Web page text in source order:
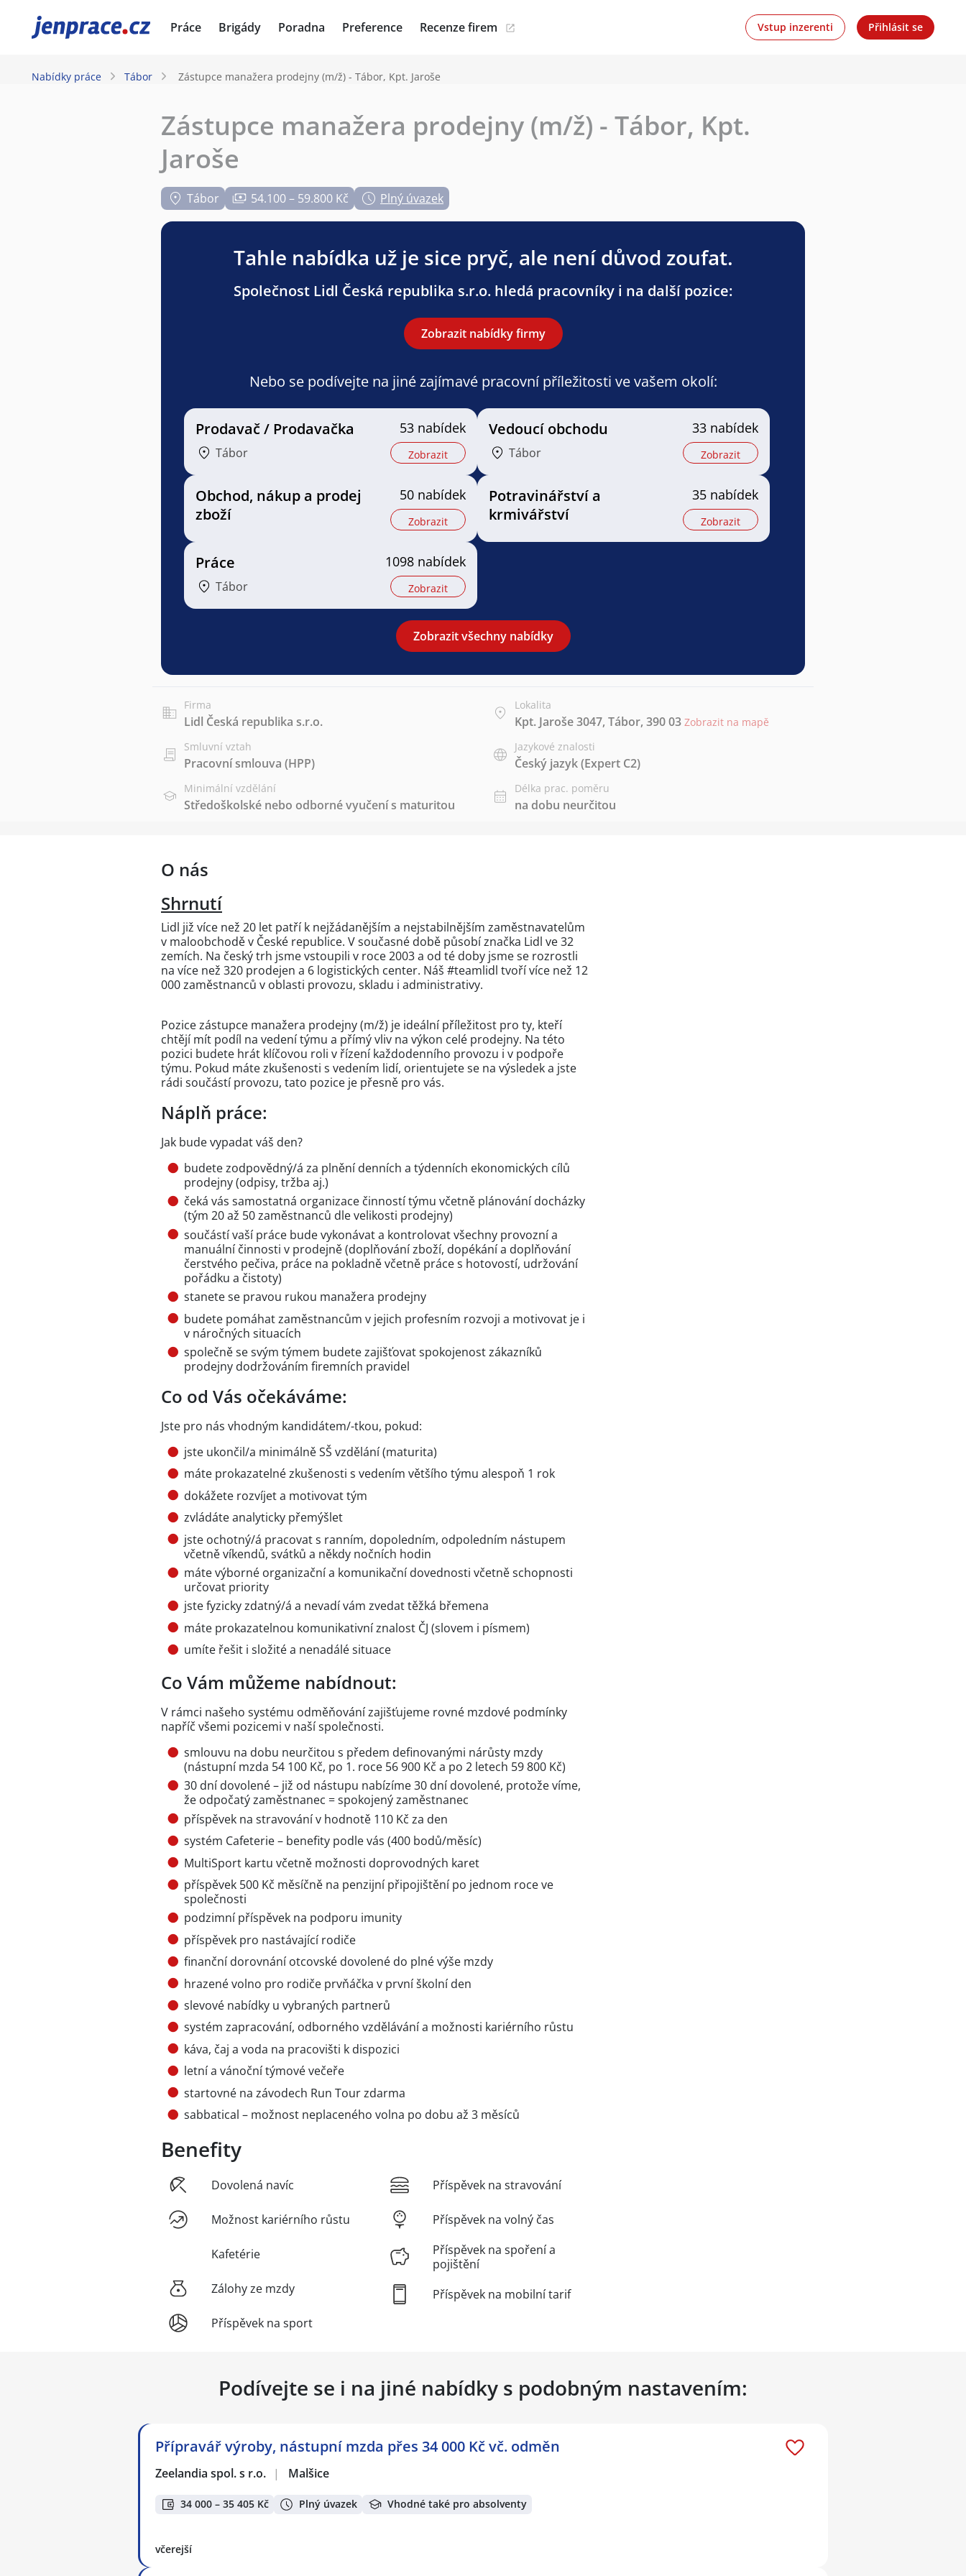
JenPráce.cz Práce Brigády Poradna Preference Recenze firem Vstup inzerenti Přihlásit se
Nabídky práce Tábor Zástupce manažera prodejny (m/ž) - Tábor, Kpt. Jaroše
Zástupce manažera prodejny (m/ž) - Tábor, Kpt.
Jaroše
Tábor 54.100 – 59.800 Kč Plný úvazek
Tahle nabídka už je sice pryč, ale není důvod zoufat.
Společnost Lidl Česká republika s.r.o. hledá pracovníky i na další pozice:
Zobrazit nabídky firmy
Nebo se podívejte na jiné zajímavé pracovní příležitosti ve vašem okolí:
Prodavač / Prodavačka
Tábor
53 nabídek
Zobrazit
Vedoucí obchodu
Tábor
33 nabídek
Zobrazit
Obchod, nákup a prodej
zboží
50 nabídek
Zobrazit
Potravinářství a
krmivářství
35 nabídek
Zobrazit
Práce
Tábor
1098 nabídek
Zobrazit
Zobrazit všechny nabídky
Firma
Lidl Česká republika s.r.o.
Lokalita
Kpt. Jaroše 3047, Tábor, 390 03 Zobrazit na mapě
Smluvní vztah
Pracovní smlouva (HPP)
Jazykové znalosti
Český jazyk(Expert C2)
Minimální vzdělání
Středoškolské nebo odborné vyučení s maturitou
Délka prac. poměru
na dobu neurčitou
O nás
Shrnutí
Lidl již více než 20 let patří k nejžádanějším a nejstabilnějším zaměstnavatelům
v maloobchodě v České republice. V současné době působí značka Lidl ve 32
zemích. Na český trh jsme vstoupili v roce 2003 a od té doby jsme se rozrostli
na více než 320 prodejen a 6 logistických center. Náš #teamlidl tvoří více než 12
000 zaměstnanců v oblasti provozu, skladu i administrativy.
Pozice zástupce manažera prodejny (m/ž) je ideální příležitost pro ty, kteří
chtějí mít podíl na vedení týmu a přímý vliv na výkon celé prodejny. Na této
pozici budete hrát klíčovou roli v řízení každodenního provozu i v podpoře
týmu. Pokud máte zkušenosti s vedením lidí, orientujete se na výsledek a jste
rádi součástí provozu, tato pozice je přesně pro vás.
Náplň práce:
Jak bude vypadat váš den?
budete zodpovědný/á za plnění denních a týdenních ekonomických cílů
prodejny (odpisy, tržba aj.)
čeká vás samostatná organizace činností týmu včetně plánování docházky
(tým 20 až 50 zaměstnanců dle velikosti prodejny)
součástí vaší práce bude vykonávat a kontrolovat všechny provozní a
manuální činnosti v prodejně (doplňování zboží, dopékání a doplňování
čerstvého pečiva, práce na pokladně včetně práce s hotovostí, udržování
pořádku a čistoty)
stanete se pravou rukou manažera prodejny
budete pomáhat zaměstnancům v jejich profesním rozvoji a motivovat je i
v náročných situacích
společně se svým týmem budete zajišťovat spokojenost zákazníků
prodejny dodržováním firemních pravidel
Co od Vás očekáváme:
Jste pro nás vhodným kandidátem/-tkou, pokud:
jste ukončil/a minimálně SŠ vzdělání (maturita)
máte prokazatelné zkušenosti s vedením většího týmu alespoň 1 rok
dokážete rozvíjet a motivovat tým
zvládáte analyticky přemýšlet
jste ochotný/á pracovat s ranním, dopoledním, odpoledním nástupem
včetně víkendů, svátků a někdy nočních hodin
máte výborné organizační a komunikační dovednosti včetně schopnosti
určovat priority
jste fyzicky zdatný/á a nevadí vám zvedat těžká břemena
máte prokazatelnou komunikativní znalost ČJ (slovem i písmem)
umíte řešit i složité a nenadálé situace
Co Vám můžeme nabídnout:
V rámci našeho systému odměňování zajišťujeme rovné mzdové podmínky
napříč všemi pozicemi v naší společnosti.
smlouvu na dobu neurčitou s předem definovanými nárůsty mzdy
(nástupní mzda 54 100 Kč, po 1. roce 56 900 Kč a po 2 letech 59 800 Kč)
30 dní dovolené – již od nástupu nabízíme 30 dní dovolené, protože víme,
že odpočatý zaměstnanec = spokojený zaměstnanec
příspěvek na stravování v hodnotě 110 Kč za den
systém Cafeterie – benefity podle vás (400 bodů/měsíc)
MultiSport kartu včetně možnosti doprovodných karet
příspěvek 500 Kč měsíčně na penzijní připojištění po jednom roce ve
společnosti
podzimní příspěvek na podporu imunity
příspěvek pro nastávající rodiče
finanční dorovnání otcovské dovolené do plné výše mzdy
hrazené volno pro rodiče prvňáčka v první školní den
slevové nabídky u vybraných partnerů
systém zapracování, odborného vzdělávání a možnosti kariérního růstu
káva, čaj a voda na pracovišti k dispozici
letní a vánoční týmové večeře
startovné na závodech Run Tour zdarma
sabbatical – možnost neplaceného volna po dobu až 3 měsíců
Benefity
Dovolená navíc
Možnost kariérního růstu
Kafetérie
Zálohy ze mzdy
Příspěvek na sport
Příspěvek na stravování
Příspěvek na volný čas
Příspěvek na spoření a
pojištění
Příspěvek na mobilní tarif
Podívejte se i na jiné nabídky s podobným nastavením:
Přípravář výroby, nástupní mzda přes 34 000 Kč vč. odměn
Zeelandia spol. s r.o. | Malšice
34 000 – 35 405 Kč Plný úvazek Vhodné také pro absolventy
včerejší